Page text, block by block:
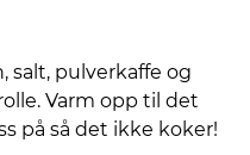
salt, pulverkaffe og
Varm opp til det
på så det ikke koker!